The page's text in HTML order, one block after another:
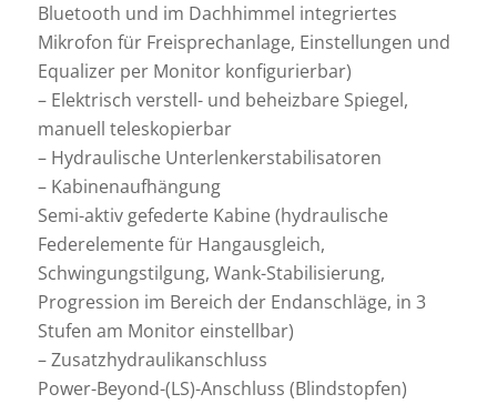
Bluetooth und im Dachhimmel integriertes
Mikrofon für Freisprechanlage, Einstellungen und
Equalizer per Monitor konfigurierbar)
– Elektrisch verstell- und beheizbare Spiegel,
manuell teleskopierbar
– Hydraulische Unterlenkerstabilisatoren
– Kabinenaufhängung
Semi-aktiv gefederte Kabine (hydraulische
Federelemente für Hangausgleich,
Schwingungstilgung, Wank-Stabilisierung,
Progression im Bereich der Endanschläge, in 3
Stufen am Monitor einstellbar)
– Zusatzhydraulikanschluss
Power-Beyond-(LS)-Anschluss (Blindstopfen)